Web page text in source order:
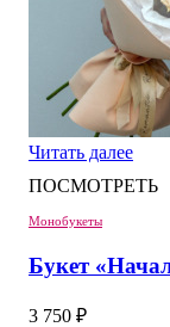
Читать далее
ПОСМОТРЕТЬ
Монобукеты
Букет
3 750 ₽